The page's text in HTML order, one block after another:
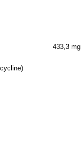
433,3 mg